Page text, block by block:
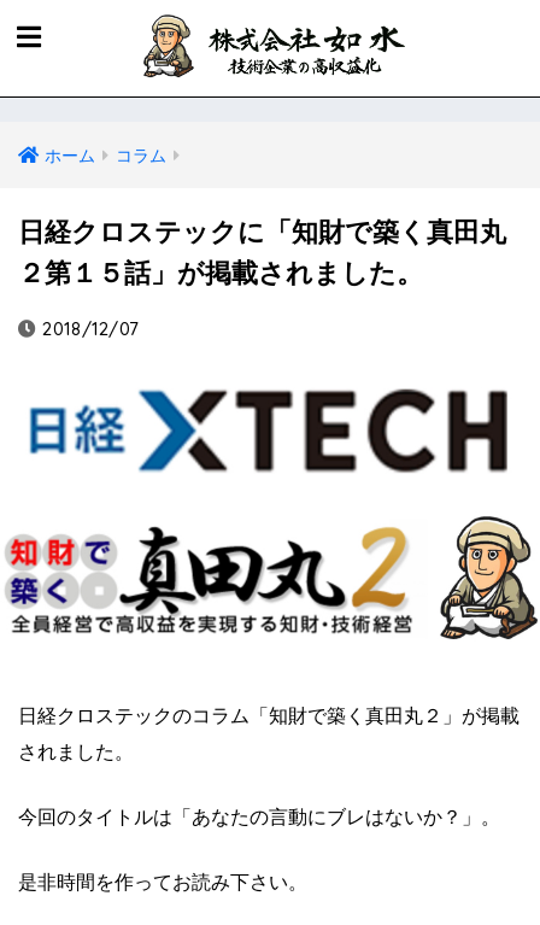
ホーム コラム
日経クロステックに「知財で築く真田丸
２第１５話」が掲載されました。
2018/12/07
日経クロステックのコラム「知財で築く真田丸２」が掲載
されました。
今回のタイトルは「あなたの言動にブレはないか？」。
是非時間を作ってお読み下さい。